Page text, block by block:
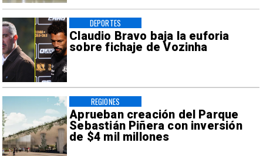
Claudio Bravo baja la euforia
sobre fichaje de Vozinha
DEPORTES
Aprueban creación del Parque
Sebastián Piñera con inversión
de $4 mil millones
REGIONES